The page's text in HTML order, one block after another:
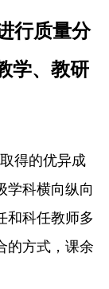
行质量分
学、教研
得的优异成
学科横向纵向
和科任教师多
的方式，课余